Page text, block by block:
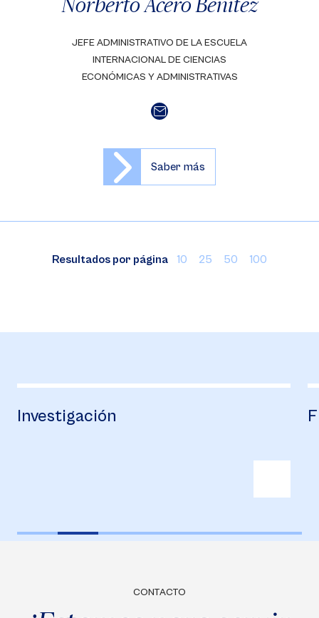
JEFE ADMINISTRATIVO DE LA ESCUELA
INTERNACIONAL DE CIENCIAS
ECONÓMICAS Y ADMINISTRATIVAS
Saber más
Resultados por página 10 25 50 100
CONTACTO